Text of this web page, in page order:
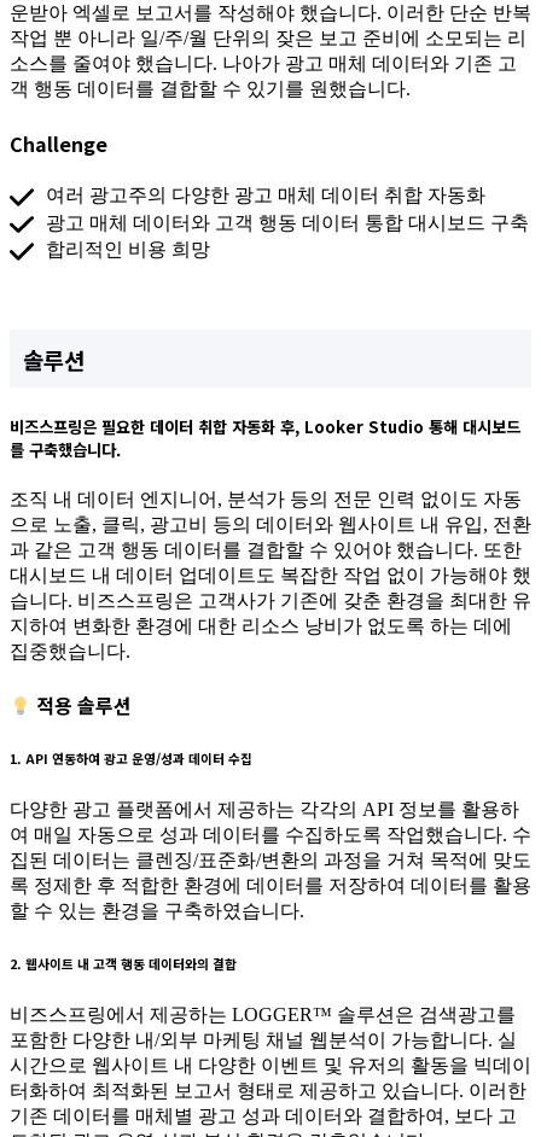
운받아 엑셀로 보고서를 작성해야 했습니다. 이러한 단순 반복
작업 뿐 아니라 일/주/월 단위의 잦은 보고 준비에 소모되는 리
소스를 줄여야 했습니다. 나아가 광고 매체 데이터와 기존 고
객 행동 데이터를 결합할 수 있기를 원했습니다.
Challenge
여러 광고주의 다양한 광고 매체 데이터 취합 자동화
광고 매체 데이터와 고객 행동 데이터 통합 대시보드 구축
합리적인 비용 희망
솔루션
비즈스프링은 필요한 데이터 취합 자동화 후, Looker Studio 통해 대시보드
를 구축했습니다.
조직 내 데이터 엔지니어, 분석가 등의 전문 인력 없이도 자동
으로 노출, 클릭, 광고비 등의 데이터와 웹사이트 내 유입, 전환
과 같은 고객 행동 데이터를 결합할 수 있어야 했습니다. 또한
대시보드 내 데이터 업데이트도 복잡한 작업 없이 가능해야 했
습니다. 비즈스프링은 고객사가 기존에 갖춘 환경을 최대한 유
지하여 변화한 환경에 대한 리소스 낭비가 없도록 하는 데에
집중했습니다.
적용 솔루션
1. API 연동하여 광고 운영/성과 데이터 수집
다양한 광고 플랫폼에서 제공하는 각각의 API 정보를 활용하
여 매일 자동으로 성과 데이터를 수집하도록 작업했습니다. 수
집된 데이터는 클렌징/표준화/변환의 과정을 거쳐 목적에 맞도
록 정제한 후 적합한 환경에 데이터를 저장하여 데이터를 활용
할 수 있는 환경을 구축하였습니다.
2. 웹사이트 내 고객 행동 데이터와의 결합
비즈스프링에서 제공하는 LOGGER™ 솔루션은 검색광고를
포함한 다양한 내/외부 마케팅 채널 웹분석이 가능합니다. 실
시간으로 웹사이트 내 다양한 이벤트 및 유저의 활동을 빅데이
터화하여 최적화된 보고서 형태로 제공하고 있습니다. 이러한
기존 데이터를 매체별 광고 성과 데이터와 결합하여, 보다 고